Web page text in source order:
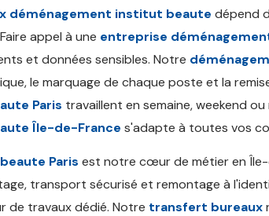
déménagement institut beaute dépend
appel à une entreprise
et données sensibles. Notre
le marquage de chaque poste et la
Paris travaillent en semaine, weekend
Île-de-France s'adapte à toutes vos
Paris est notre cœur de métier en
transport sécurisé et remontage à
de travaux dédié. Notre transfert bureaux